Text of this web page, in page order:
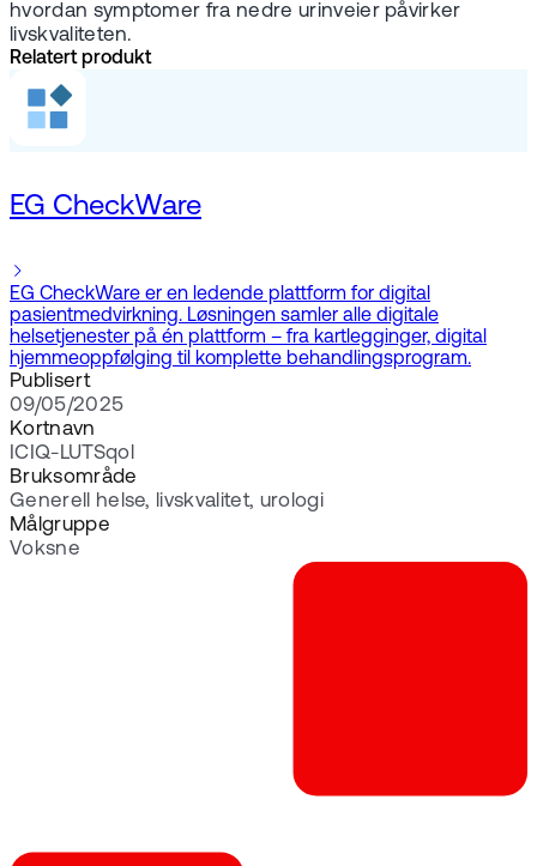
hvordan symptomer fra nedre urinveier påvirker
livskvaliteten.
Relatert produkt
EG CheckWare
EG CheckWare er en ledende plattform for digital
pasientmedvirkning. Løsningen samler alle digitale
helsetjenester på én plattform – fra kartlegginger, digital
hjemmeoppfølging til komplette behandlingsprogram.
Publisert
09/05/2025
Kortnavn
ICIQ-LUTSqol
Bruksområde
Generell helse, livskvalitet, urologi
Målgruppe
Voksne